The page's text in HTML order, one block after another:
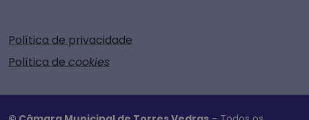
Política de privacidade
Política de cookies